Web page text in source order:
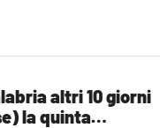
altri 10 giorni
la quinta